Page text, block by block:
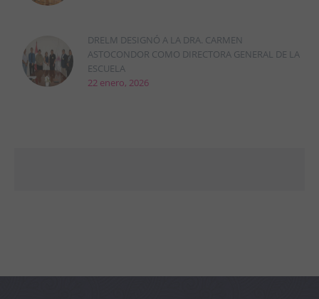
DRELM DESIGNÓ A LA DRA. CARMEN
ASTOCONDOR COMO DIRECTORA GENERAL DE LA
ESCUELA
22 enero, 2026